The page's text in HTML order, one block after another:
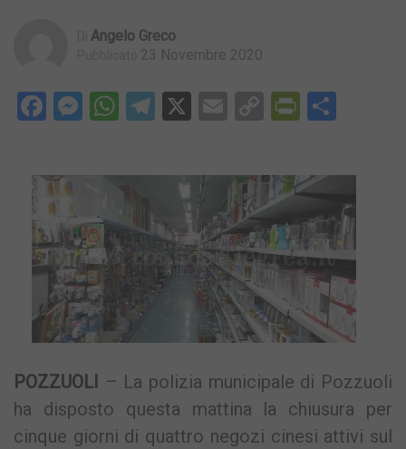
Angelo Greco
23 Novembre 2020
Facebook
Messenger
WhatsApp
Telegram
X EmailCopy
POZZUOLI
– La polizia municipale di Pozzuoli
ha disposto questa mattina la chiusura per
cinque giorni di quattro negozi cinesi attivi sul